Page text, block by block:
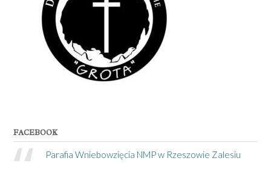
FACEBOOK
Parafia Wniebowzięcia NMP w Rzeszowie Zalesiu